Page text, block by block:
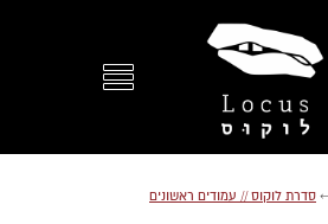
סדרת לוקוס // עמודים ראשונים